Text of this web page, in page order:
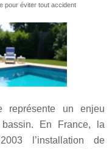
pour éviter tout accident
représente un enjeu
En France, la
l’installation de